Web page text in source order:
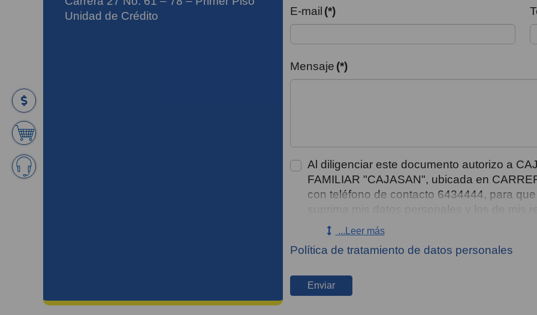
Unidad de Crédito
E-mail (*)
Mensaje (*)
Al diligenciar este documento autorizo a
FAMILIAR "CAJASAN", ubicada en
con teléfono de contacto 6434444, para
consentimiento para tratar datos sensibles
que no estoy obligado a autorizar su
adelantar gestiones de cobro y/o enviar
mensajes de aplicación web,
las demás finalidades incorporadas en la
...Leer más
Política de tratamiento de datos personales
Enviar